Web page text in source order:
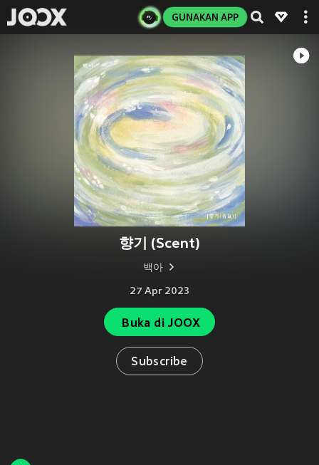
GUNAKAN APP
향기 (Scent)
백아
27 Apr 2023
Buka di JOOX
Subscribe